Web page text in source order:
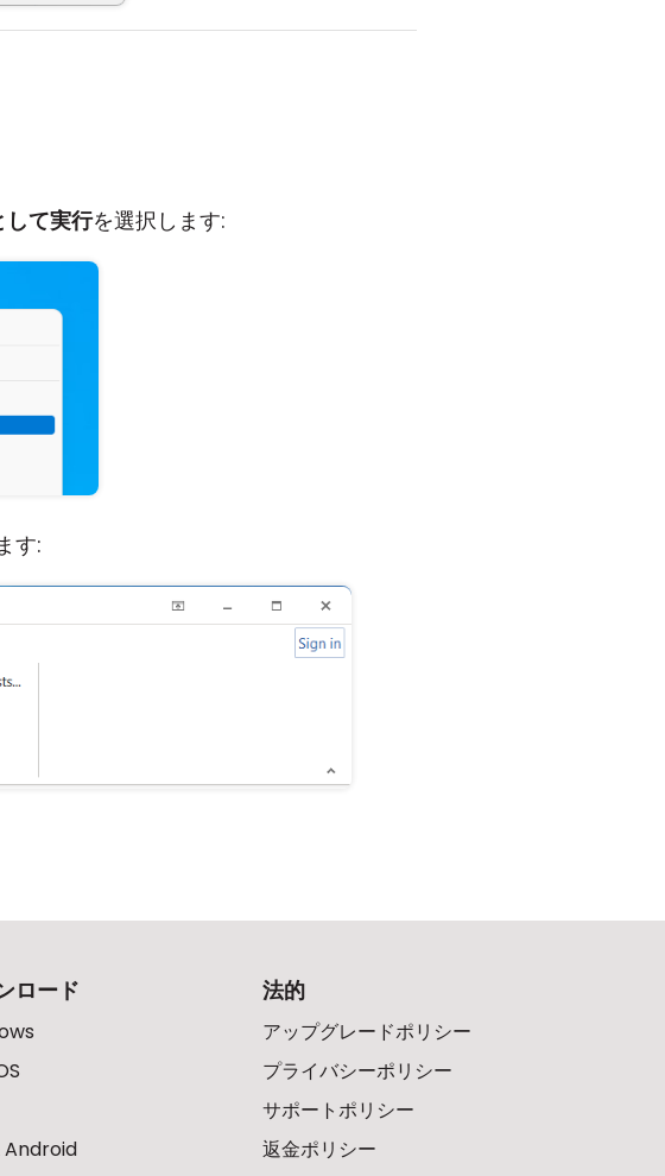
して実行を選択します:
す:
ロード
Android
法的
アップグレードポリシー
プライバシーポリシー
サポートポリシー
返金ポリシー